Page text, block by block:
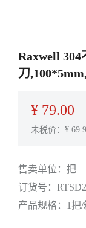
Raxwell
刀
¥ 79.00
未税价：¥
售卖单位： 把
订货号：
产品规格： 1把/